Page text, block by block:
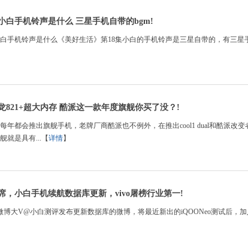
白手机铃声是什么 三星手机自带的bgm!
手机铃声是什么《美好生活》第18集小白的手机铃声是三星自带的，有三星
821+超大内存 酷派这一款年度旗舰你买了没？!
年都会推出旗舰手机，老牌厂商酷派也不例外，在推出cool1 dual和酷派改
就是具有...【详情】
，小白手机续航数据库更新，vivo屠榜行业第一!
博大V@小白测评发布更新数据库的微博，将最近新出的iQOONeo测试后，